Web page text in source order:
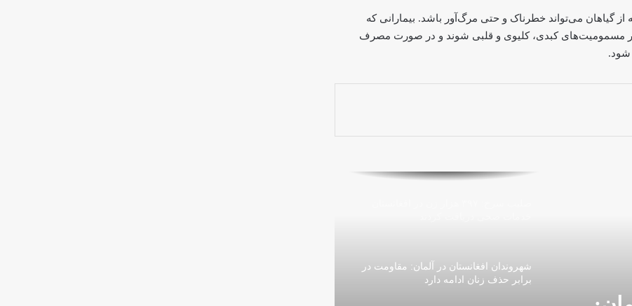
از گیاهان می‌تواند خطرناک و حتی مرگ‌آور باشد. بیمارانی که
مسمومیت‌های کبدی، کلیوی و قلبی شوند و در صورت مصرف
شود.
نگارستان: «هنر من فریادی بی‌صداست»؛
روایت فریبا از مقاومت با نقاشی دیجیتال
شهروندان افغانستان در آلمان: مقاومت در
برابر حذف زنان ادامه دارد